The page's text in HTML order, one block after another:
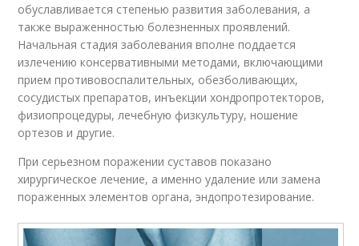
обуславливается степенью развития заболевания, а
также выраженностью болезненных проявлений.
Начальная стадия заболевания вполне поддается
излечению консервативными методами, включающими
прием противовоспалительных, обезболивающих,
сосудистых препаратов, инъекции хондропротекторов,
физиопроцедуры, лечебную физкультуру, ношение
ортезов и другие.
При серьезном поражении суставов показано
хирургическое лечение, а именно удаление или замена
пораженных элементов органа, эндопротезирование.